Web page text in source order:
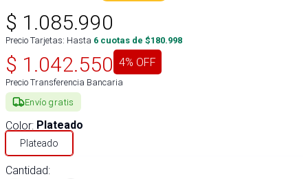
$ 1.085.990
Precio Tarjetas: Hasta 6 cuotas de $180.998
$ 1.042.550 4% OFF
Precio Transferencia Bancaria
Envío gratis
Color: Plateado
Plateado
Cantidad: